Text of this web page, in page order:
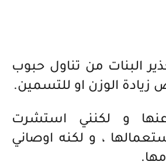
البنات من تناول حبوب
زيادة الوزن او للتسمين.
و لكنني استشرت
، و لكنه اوصاني